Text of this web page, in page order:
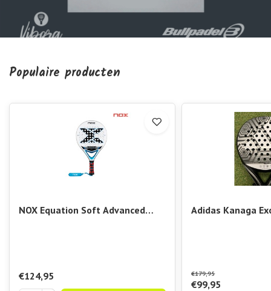
Populaire producten
NOX Equation Soft Advanced
€124,95
Adidas Kanaga
€179,95
€99,95